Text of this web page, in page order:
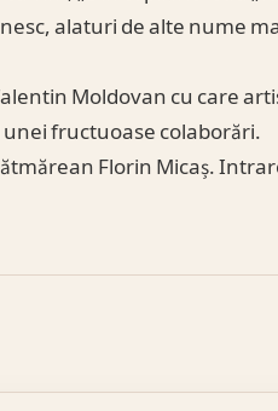
alaturi de alte nume
Moldovan cu care
fructuoase colaborări.
Florin Micaș.